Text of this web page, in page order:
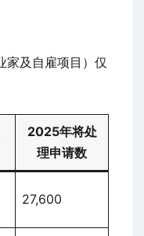
家及自雇项目）仅
2025年将处
理申请数
27,600